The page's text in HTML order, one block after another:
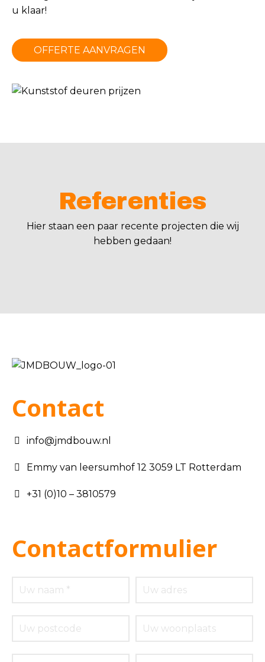
u klaar!
OFFERTE AANVRAGEN
Referenties
Hier staan een paar recente projecten die wij
hebben gedaan!
Contact
info@jmdbouw.nl
Emmy van leersumhof 12 3059 LT Rotterdam
+31 (0)10 – 3810579
Contactformulier